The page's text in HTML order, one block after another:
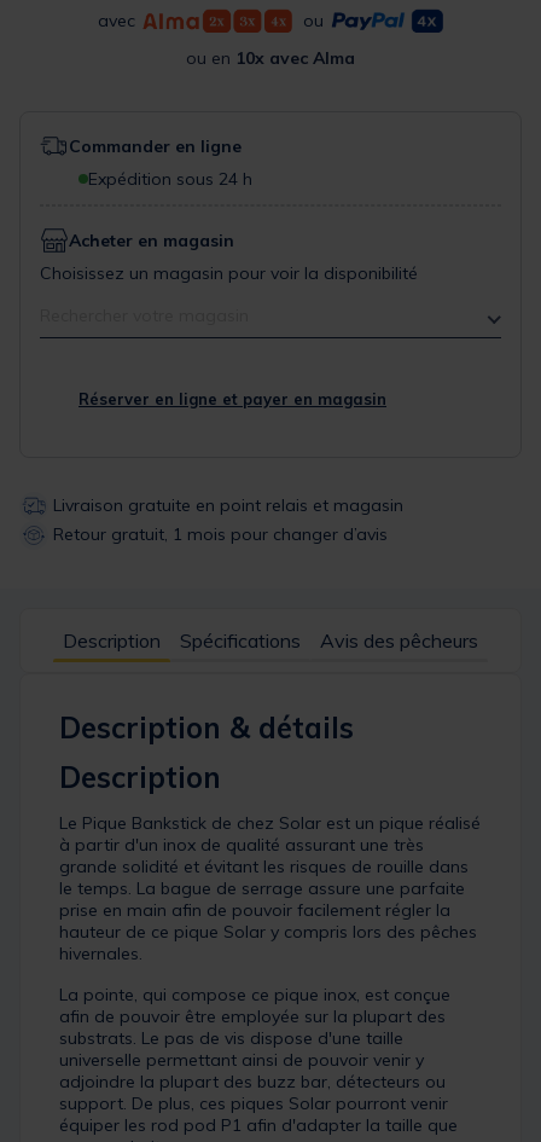
avec
ou
ou en 10x avec Alma
Commander en ligne
Expédition sous 24 h
Acheter en magasin
Choisissez un magasin pour voir la disponibilité
Réserver en ligne et payer en magasin
Livraison gratuite en point relais et magasin
Retour gratuit, 1 mois pour changer d’avis
Description Spécifications Avis des pêcheurs
Description & détails
Description
Le Pique Bankstick de chez Solar est un pique réalisé
à partir d'un inox de qualité assurant une très
grande solidité et évitant les risques de rouille dans
le temps. La bague de serrage assure une parfaite
prise en main afin de pouvoir facilement régler la
hauteur de ce pique Solar y compris lors des pêches
hivernales.
La pointe, qui compose ce pique inox, est conçue
afin de pouvoir être employée sur la plupart des
substrats. Le pas de vis dispose d'une taille
universelle permettant ainsi de pouvoir venir y
adjoindre la plupart des buzz bar, détecteurs ou
support. De plus, ces piques Solar pourront venir
équiper les rod pod P1 afin d'adapter la taille que